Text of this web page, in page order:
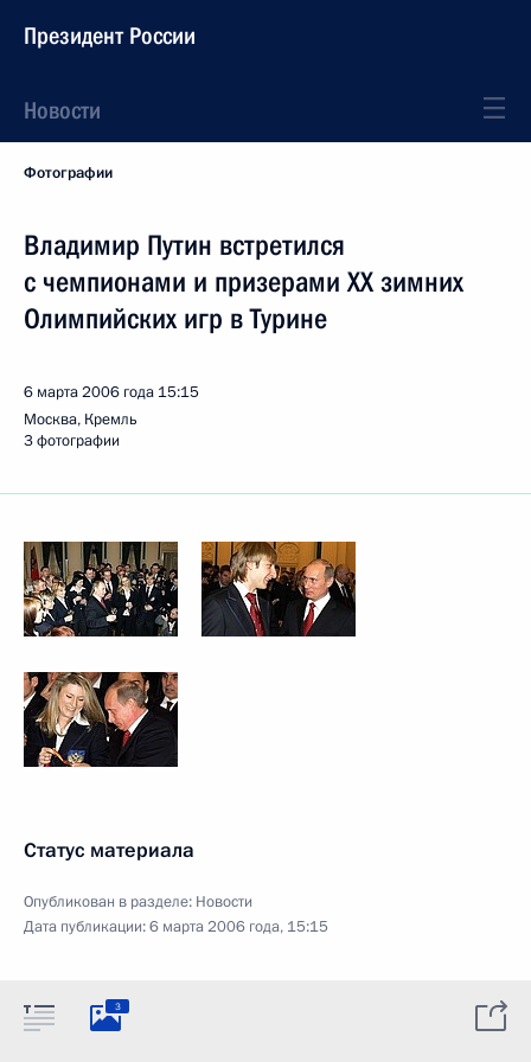
Президент России
Новости
Фотографии
Владимир Путин встретился
с чемпионами и призерами ХХ зимних
Олимпийских игр в Турине
6 марта 2006 года 15:15
Москва, Кремль
3 фотографии
Статус материала
Опубликован в разделе: Новости
Дата публикации:6 марта 2006 года, 15:15
3